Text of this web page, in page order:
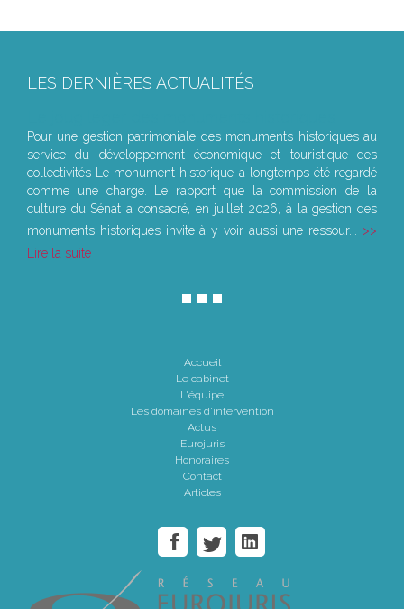
LES DERNIÈRES ACTUALITÉS
Pour une gestion patrimoniale des monuments historiques au
service du développement économique et touristique des
collectivités Le monument historique a longtemps été regardé
comme une charge. Le rapport que la commission de la
culture du Sénat a consacré, en juillet 2026, à la gestion des
monuments historiques invite à y voir aussi une ressour...
Lire la suite
Accueil
Le cabinet
L'équipe
Les domaines d'intervention
Actus
Eurojuris
Honoraires
Contact
Articles